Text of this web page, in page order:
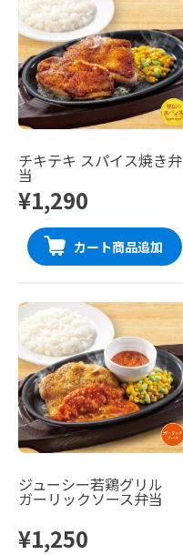
チキテキ スパイス焼き弁
当
¥1,290
カート商品追加
ジューシー若鶏グリル
ガーリックソース弁当
¥1,250